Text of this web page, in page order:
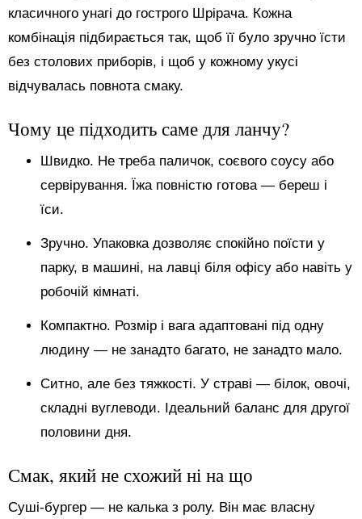
класичного унагі до гострого Шрірача. Кожна
комбінація підбирається так, щоб її було зручно їсти
без столових приборів, і щоб у кожному укусі
відчувалась повнота смаку.
Чому це підходить саме для ланчу?
Швидко. Не треба паличок, соєвого соусу або
сервірування. Їжа повністю готова — береш і
їси.
Зручно. Упаковка дозволяє спокійно поїсти у
парку, в машині, на лавці біля офісу або навіть у
робочій кімнаті.
Компактно. Розмір і вага адаптовані під одну
людину — не занадто багато, не занадто мало.
Ситно, але без тяжкості. У страві — білок, овочі,
складні вуглеводи. Ідеальний баланс для другої
половини дня.
Смак, який не схожий ні на що
Суші-бургер — не калька з ролу. Він має власну